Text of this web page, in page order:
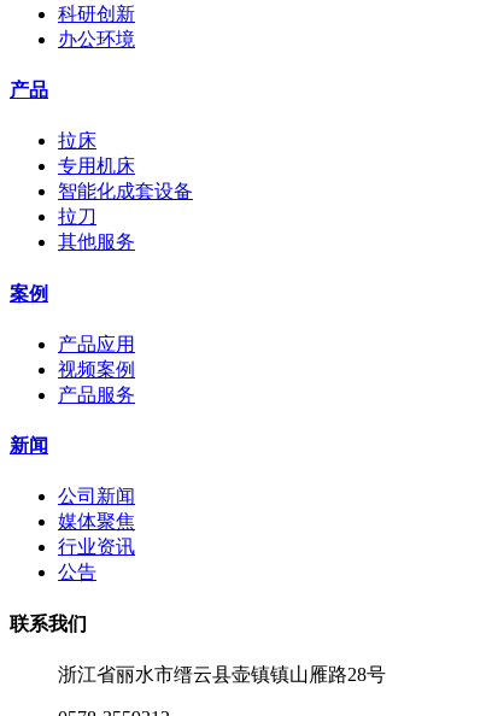
科研创新
办公环境
产品
拉床
专用机床
智能化成套设备
拉刀
其他服务
案例
产品应用
视频案例
产品服务
新闻
公司新闻
媒体聚焦
行业资讯
公告
联系我们
浙江省丽水市缙云县壶镇镇山雁路28号